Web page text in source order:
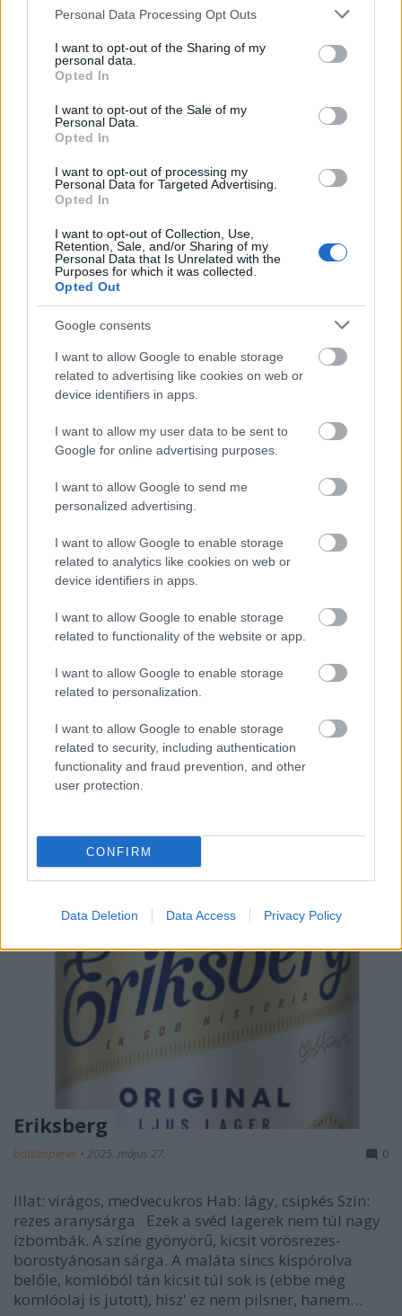
Please note that this website/app uses one or more Google
not limited to your visit or usage behaviour. You may click to
grant or deny consent to Google and its third-party tags to
use your data for below specified purposes in below Google
consent section.
Personal Data Processing Opt Outs
I want to opt-out of the Sharing of my
personal data.
Opted In
I want to opt-out of the Sale of my
Personal Data.
Opted In
I want to opt-out of processing my
Personal Data for Targeted Advertising.
Opted In
I want to opt-out of Collection, Use,
Retention, Sale, and/or Sharing of my
Personal Data that Is Unrelated with the
Purposes for which it was collected.
Opted Out
Google consents
I want to allow Google to enable storage
related to advertising like cookies on web or
device identifiers in apps.
I want to allow my user data to be sent to
Google for online advertising purposes.
I want to allow Google to send me
personalized advertising.
I want to allow Google to enable storage
related to analytics like cookies on web or
device identifiers in apps.
I want to allow Google to enable storage
related to functionality of the website or app.
I want to allow Google to enable storage
related to personalization.
I want to allow Google to enable storage
related to security, including authentication
functionality and fraud prevention, and other
user protection.
CONFIRM
Data Deletion Data Access Privacy Policy
Falcon Lager Export
bottleopener•2025. május 30.
Illat: kekszes malátás Hab: lágy, csipkés Szín:
rézbarna Svédhez képest relatíve ízes sör. Amber-ös
határozottan száraz és eléggé fémes
komlókesernyével a végén (hidegkomló irányába
megy el). Az élesztője a régi Arany Ászokot idézi
(amikor még nem volt…
Fagerhult Export
Illat: németes lager Hab: lágy, csipkés Szín: szűrt
német lager. Nekem a Radeberger ugrott be. Jó a
szénsav, a maláta korrekt, a komlókesernye száraz,
ami pedig elárulja, hogy német volt a vonalvezetés,
az a savanyka jellege. Kiváló…
Eriksberg
bottleopener • 2025. május 27. 0
Illat: virágos, medvecukros Hab: lágy, csipkés Szín:
rezes aranysárga Ezek a svéd lagerek nem túl nagy
ízbombák. A színe gyönyörű, kicsit vörösrezes-
borostyánosan sárga. A maláta sincs kispórolva
belőle, komlóból tán kicsit túl sok is (ebbe még
komlóolaj is jutott), hisz' ez nem pilsner, hanem…